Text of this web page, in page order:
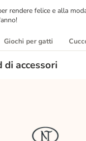
rendere felice e alla
Giochi per gatti
accessori